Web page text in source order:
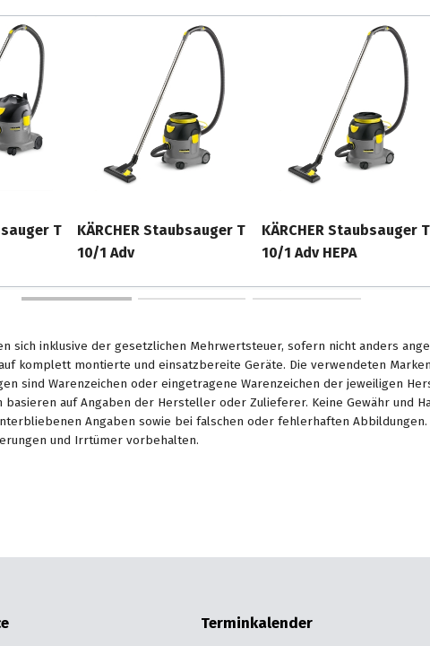
T
KÄRCHER Staubsauger T
10/1 Adv
KÄRCHER Staubsauger T
10/1 Adv HEPA
sich inklusive der gesetzlichen Mehrwertsteuer, sofern nicht anders
komplett montierte und einsatzbereite Geräte. Die verwendeten
sind Warenzeichen oder eingetragene Warenzeichen der jeweiligen
basieren auf Angaben der Hersteller oder Zulieferer. Keine Gewähr und
Angaben sowie bei falschen oder fehlerhaften
und Irrtümer vorbehalten.
Terminkalender